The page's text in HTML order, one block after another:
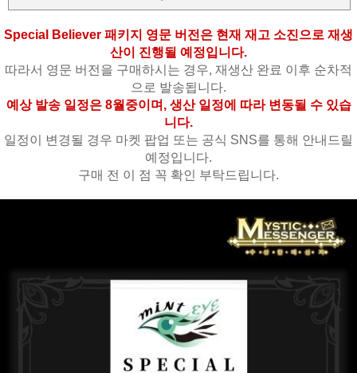
Special Believer 패키지 영문 버전은 현재 재고 소진으로 재생
산이 진행될 예정입니다.
따라서 영문 버전을 구매하시는 경우, 재생산 완료 이후 순차적
으로 발송됩니다.
예상 발송 일정은 8월중이며, 생산 일정에 따라 변동될 수 있습
니다.
일정이 변경될 경우 마켓 팝업 또는 공식 SNS를 통해 안내드릴
예정입니다.
구매 전 이 점 꼭 확인 부탁드립니다.